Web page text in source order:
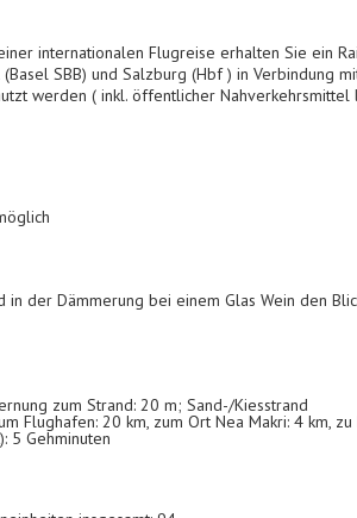
internationalen Flugreise erhalten Sie ein
(Basel SBB) und Salzburg (Hbf ) in Verbindung
werden ( inkl. öffentlicher
in der Dämmerung bei einem Glas Wein den
zum Strand: 20 m; Sand-/Kiesstrand
Flughafen: 20 km, zum Ort Nea Makri: 4 km,
5 Gehminuten